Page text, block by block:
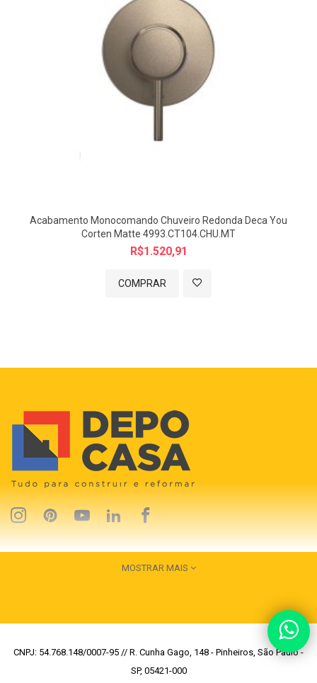
Acabamento Monocomando Chuveiro Redonda Deca You
Corten Matte 4993.CT104.CHU.MT
R$1.520,91
COMPRAR
MOSTRAR MAIS
CNPJ: 54.768.148/0007-95 // R. Cunha Gago, 148 - Pinheiros, São Paulo -
SP, 05421-000